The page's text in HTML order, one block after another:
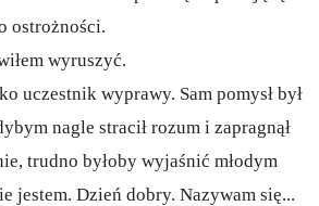
ostrożności.
wyruszyć.
uczestnik wyprawy. Sam pomysł był
nagle stracił rozum i zapragnął
trudno byłoby wyjaśnić młodym
jestem. Dzień dobry. Nazywam się...